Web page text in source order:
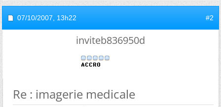
07/10/2007, 13h22 #2
inviteb836950d
Re : imagerie medicale